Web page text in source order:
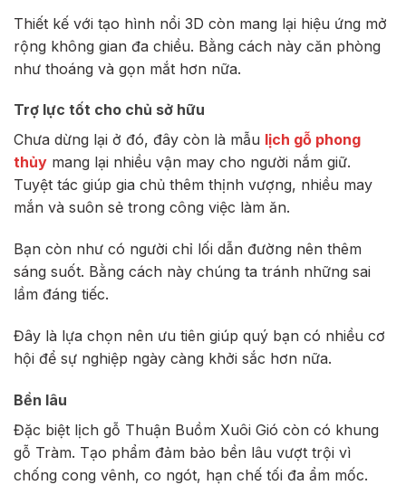
Thiết kế với tạo hình nổi 3D còn mang lại hiệu ứng mở
rộng không gian đa chiều. Bằng cách này căn phòng
như thoáng và gọn mắt hơn nữa.
Trợ lực tốt cho chủ sở hữu
Chưa dừng lại ở đó, đây còn là mẫu lịch gỗ phong
thủy mang lại nhiều vận may cho người nắm giữ.
Tuyệt tác giúp gia chủ thêm thịnh vượng, nhiều may
mắn và suôn sẻ trong công việc làm ăn.
Bạn còn như có người chỉ lối dẫn đường nên thêm
sáng suốt. Bằng cách này chúng ta tránh những sai
lầm đáng tiếc.
Đây là lựa chọn nên ưu tiên giúp quý bạn có nhiều cơ
hội để sự nghiệp ngày càng khởi sắc hơn nữa.
Bền lâu
Đặc biệt lịch gỗ Thuận Buồm Xuôi Gió còn có khung
gỗ Tràm. Tạo phẩm đảm bảo bền lâu vượt trội vì
chống cong vênh, co ngót, hạn chế tối đa ẩm mốc.